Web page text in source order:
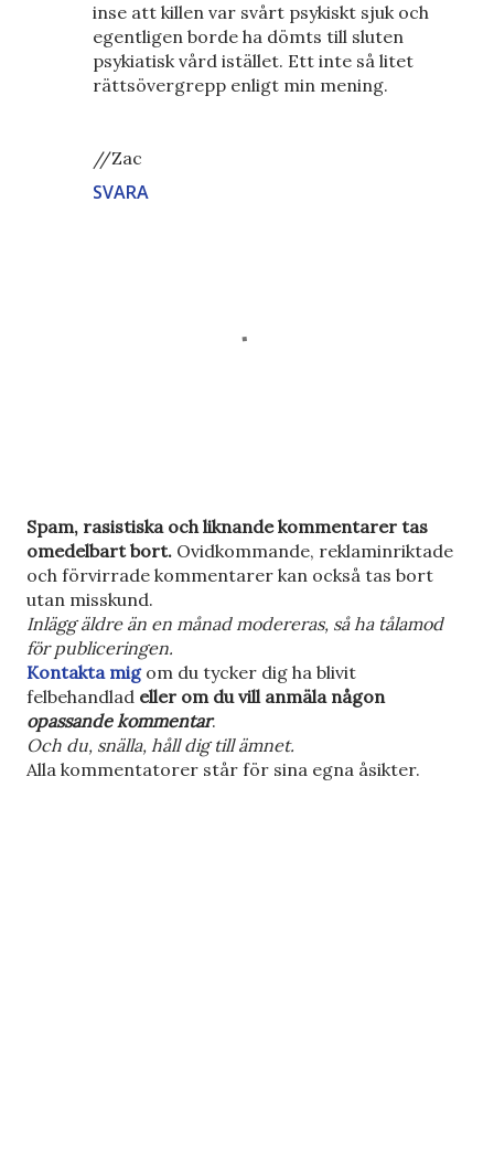
inse att killen var svårt psykiskt sjuk och
egentligen borde ha dömts till sluten
psykiatisk vård istället. Ett inte så litet
rättsövergrepp enligt min mening.
//Zac
SVARA
S
k
i
c
k
a
e
n
k
o
m
Spam, rasistiska och liknande kommentarer tas
omedelbart bort. Ovidkommande, reklaminriktade
och förvirrade kommentarer kan också tas bort
utan misskund.
Inlägg äldre än en månad modereras, så ha tålamod
för publiceringen.
Kontakta migom du tycker dig ha blivit
felbehandlad eller om du vill anmäla någon
opassande kommentar.
Och du, snälla, håll dig till ämnet.
Alla kommentatorer står för sina egna åsikter.